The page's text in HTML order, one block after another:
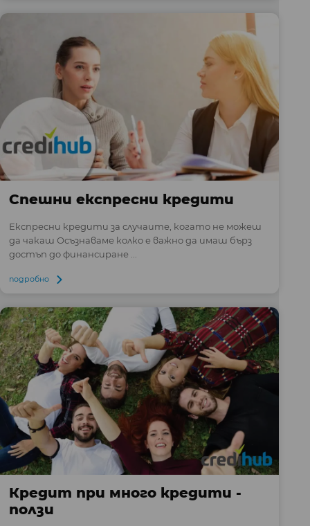
Спешни експресни кредити
Експресни кредити за случаите, когато не можеш
да чакаш Осъзнаваме колко е важно да имаш бърз
достъп до финансиране ...
подробно
Кредит при много кредити -
ползи